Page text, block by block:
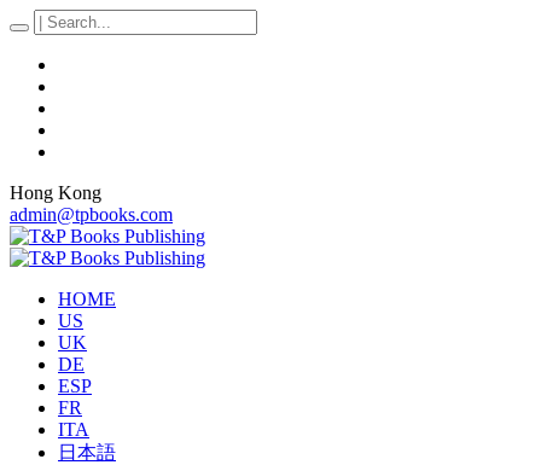
Hong Kong
admin@tpbooks.com
HOME
US
UK
DE
ESP
FR
ITA
日本語